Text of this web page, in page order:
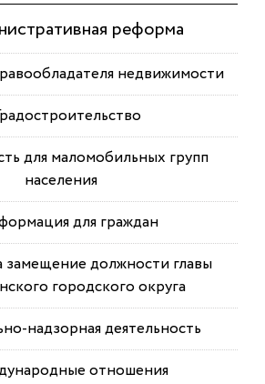
реформа
недвижимости
для маломобильных групп
населения
для граждан
должности главы
городского округа
надзорная деятельность
отношения